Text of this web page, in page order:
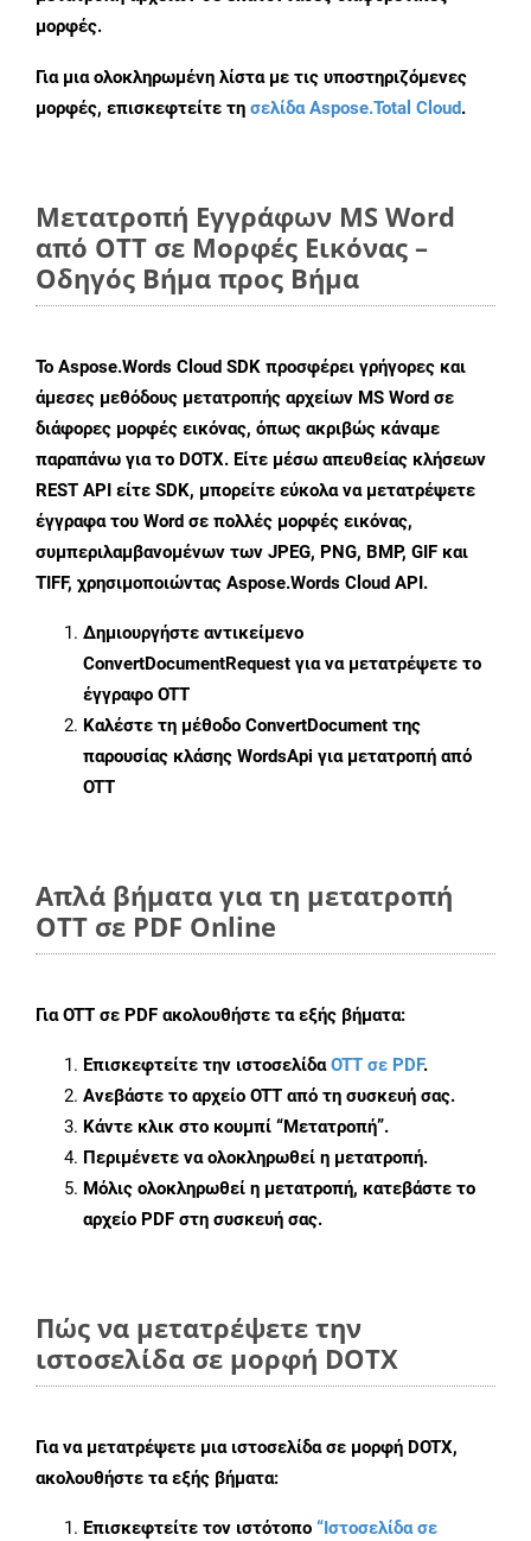
μορφές.
Για μια ολοκληρωμένη λίστα με τις υποστηριζόμενες
μορφές, επισκεφτείτε τη σελίδα Aspose.Total Cloud.
Μετατροπή Εγγράφων MS Word
από OTT σε Μορφές Εικόνας –
Οδηγός Βήμα προς Βήμα
Το Aspose.Words Cloud SDK προσφέρει γρήγορες και
άμεσες μεθόδους μετατροπής αρχείων MS Word σε
διάφορες μορφές εικόνας, όπως ακριβώς κάναμε
παραπάνω για το DOTX. Είτε μέσω απευθείας κλήσεων
REST API είτε SDK, μπορείτε εύκολα να μετατρέψετε
έγγραφα του Word σε πολλές μορφές εικόνας,
συμπεριλαμβανομένων των JPEG, PNG, BMP, GIF και
TIFF, χρησιμοποιώντας Aspose.Words Cloud API.
Δημιουργήστε αντικείμενο
ConvertDocumentRequest για να μετατρέψετε το
έγγραφο OTT
Καλέστε τη μέθοδο ConvertDocument της
παρουσίας κλάσης WordsApi για μετατροπή από
OTT
Απλά βήματα για τη μετατροπή
OTT σε PDF Online
ΓιαOTT σε PDF ακολουθήστε τα εξής βήματα:
Επισκεφτείτε την ιστοσελίδαOTT σε PDF.
Ανεβάστε το αρχείο OTT από τη συσκευή σας.
Κάντε κλικ στο κουμπί “Μετατροπή”.
Περιμένετε να ολοκληρωθεί η μετατροπή.
Μόλις ολοκληρωθεί η μετατροπή, κατεβάστε το
αρχείο PDF στη συσκευή σας.
Πώς να μετατρέψετε την
ιστοσελίδα σε μορφή DOTX
Για να μετατρέψετε μια ιστοσελίδα σε μορφή DOTX,
ακολουθήστε τα εξής βήματα:
Επισκεφτείτε τον ιστότοπο “Ιστοσελίδα σε